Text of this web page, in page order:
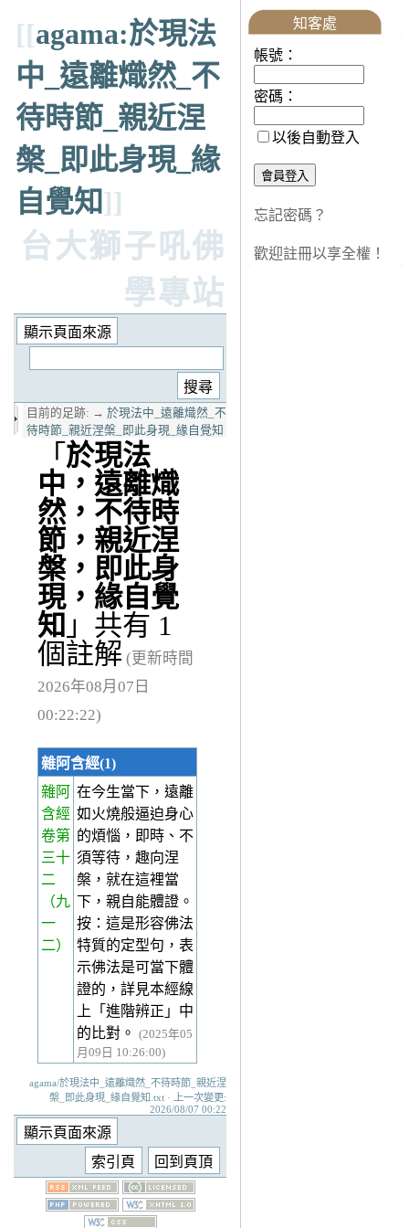
[[agama:於現法
中_遠離熾然_不
待時節_親近涅
槃_即此身現_緣
自覺知]]
台大獅子吼佛
學專站
目前的足跡: → 於現法中_遠離熾然_不
待時節_親近涅槃_即此身現_緣自覺知
「 於現法
中，遠離熾
然，不待時
節，親近涅
槃，即此身
現，緣自覺
知 」共有 1
個註解 (更新時間
2026年08月07日
00:22:22)
雜阿含經(1)
雜阿
含經
卷第
三十
二
（九
一
二）
在今生當下，遠離
如火燒般逼迫身心
的煩惱，即時、不
須等待，趣向涅
槃，就在這裡當
下，親自能體證。
按：這是形容佛法
特質的定型句，表
示佛法是可當下體
證的，詳見本經線
上「進階辨正」中
的比對。
(2025年05
月09日 10:26:00)
agama/於現法中_遠離熾然_不待時節_親近涅
槃_即此身現_緣自覺知.txt · 上一次變更:
2026/08/07 00:22
知客處
帳號：
密碼：
以後自動登入
忘記密碼？
歡迎註冊以享全權！